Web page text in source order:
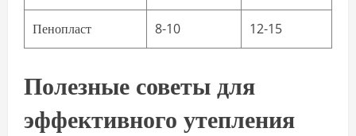
Пенопласт 8-10 12-15
Полезные советы для
эффективного утепления